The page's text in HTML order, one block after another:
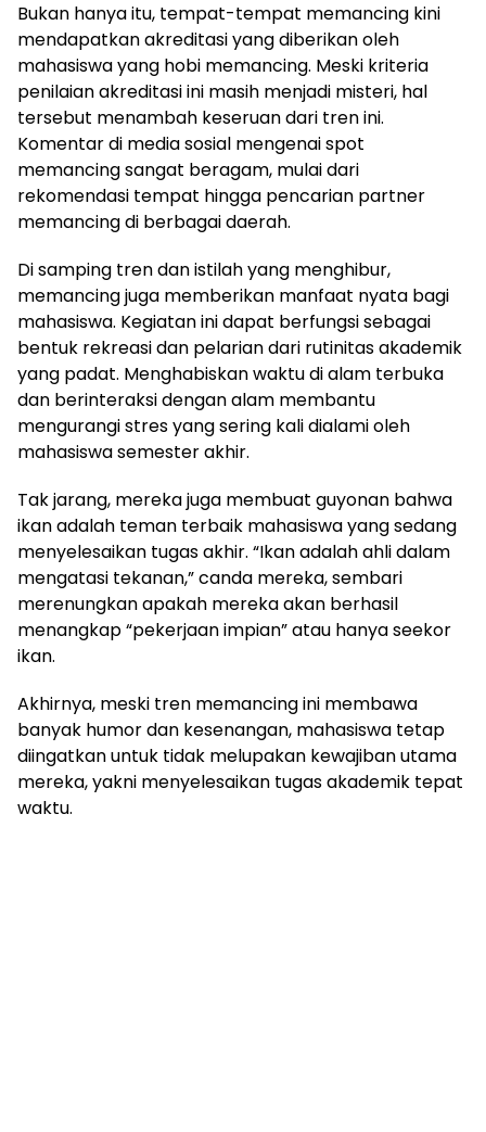
Bukan hanya itu, tempat-tempat memancing kini
mendapatkan akreditasi yang diberikan oleh
mahasiswa yang hobi memancing. Meski kriteria
penilaian akreditasi ini masih menjadi misteri, hal
tersebut menambah keseruan dari tren ini.
Komentar di media sosial mengenai spot
memancing sangat beragam, mulai dari
rekomendasi tempat hingga pencarian partner
memancing di berbagai daerah.
Di samping tren dan istilah yang menghibur,
memancing juga memberikan manfaat nyata bagi
mahasiswa. Kegiatan ini dapat berfungsi sebagai
bentuk rekreasi dan pelarian dari rutinitas akademik
yang padat. Menghabiskan waktu di alam terbuka
dan berinteraksi dengan alam membantu
mengurangi stres yang sering kali dialami oleh
mahasiswa semester akhir.
Tak jarang, mereka juga membuat guyonan bahwa
ikan adalah teman terbaik mahasiswa yang sedang
menyelesaikan tugas akhir. “Ikan adalah ahli dalam
mengatasi tekanan,” canda mereka, sembari
merenungkan apakah mereka akan berhasil
menangkap “pekerjaan impian” atau hanya seekor
ikan.
Akhirnya, meski tren memancing ini membawa
banyak humor dan kesenangan, mahasiswa tetap
diingatkan untuk tidak melupakan kewajiban utama
mereka, yakni menyelesaikan tugas akademik tepat
waktu.